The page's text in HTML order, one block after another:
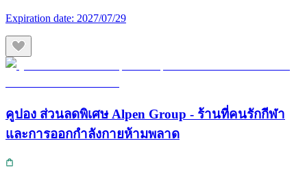
Expiration date: 2027/07/29
คูปอง ส่วนลดพิเศษ Alpen Group - ร้านที่คนรักกีฬา
และการออกกำลังกายห้ามพลาด